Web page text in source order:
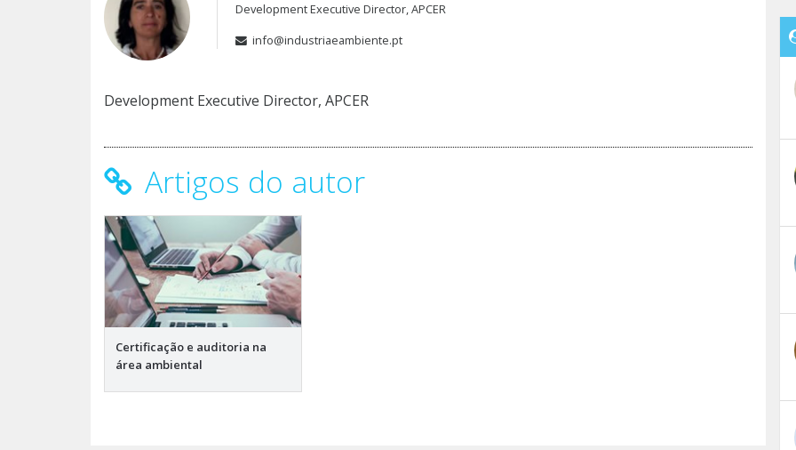
Development Executive Director, APCER
info@industriaeambiente.pt
Development Executive Director, APCER
Artigos do autor
Certificação e auditoria na
área ambiental